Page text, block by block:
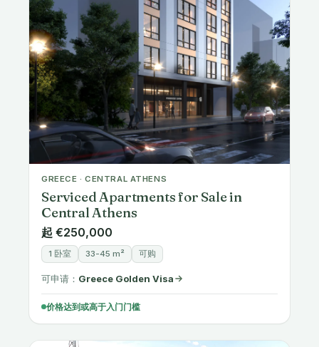
GREECE · CENTRAL ATHENS
Serviced Apartments for Sale in
Central Athens
起 €250,000
1 卧室 33-45 m² 可购
可申请： Greece Golden Visa
价格达到或高于入门门槛